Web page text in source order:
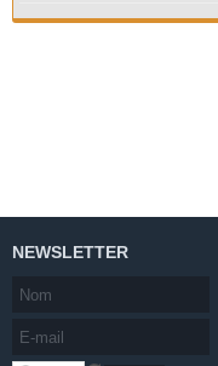
NEWSLETTER